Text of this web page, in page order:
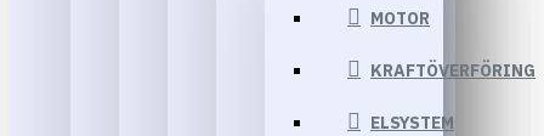
MOTOR
KRAFTÖVERFÖRING
ELSYSTEM